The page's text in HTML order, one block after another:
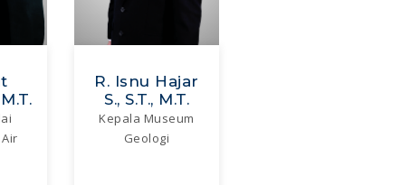
R. Isnu Hajar
S., S.T., M.T.
Kepala Museum
Geologi